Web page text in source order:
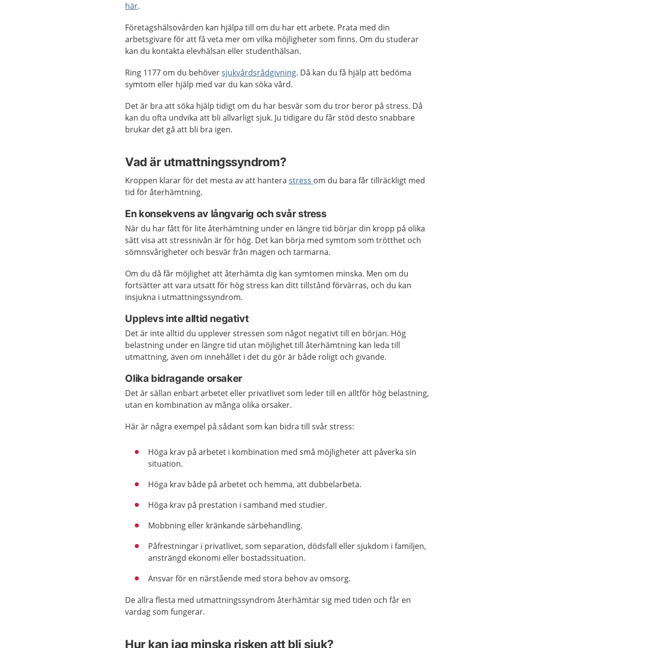
här.
Företagshälsovården kan hjälpa till om du har ett arbete. Prata med din
arbetsgivare för att få veta mer om vilka möjligheter som finns. Om du studerar
kan du kontakta elevhälsan eller studenthälsan.
Ring 1177 om du behöversjukvårdsrådgivning. Då kan du få hjälp att bedöma
symtom eller hjälp med var du kan söka vård.
Det är bra att söka hjälp tidigt om du har besvär som du tror beror på stress. Då
kan du ofta undvika att bli allvarligt sjuk. Ju tidigare du får stöd desto snabbare
brukar det gå att bli bra igen.
Vad är utmattningssyndrom?
Kroppen klarar för det mesta av att hanterastress om du bara får tillräckligt med
tid för återhämtning.
En konsekvens av långvarig och svår stress
När du har fått för lite återhämtning under en längre tid börjar din kropp på olika
sätt visa att stressnivån är för hög. Det kan börja med symtom som trötthet och
sömnsvårigheter och besvär från magen och tarmarna.
Om du då får möjlighet att återhämta dig kan symtomen minska. Men om du
fortsätter att vara utsatt för hög stress kan ditt tillstånd förvärras, och du kan
insjukna i utmattningssyndrom.
Upplevs inte alltid negativt
Det är inte alltid du upplever stressen som något negativt till en början. Hög
belastning under en längre tid utan möjlighet till återhämtning kan leda till
utmattning, även om innehållet i det du gör är både roligt och givande.
Olika bidragande orsaker
Det är sällan enbart arbetet eller privatlivet som leder till en alltför hög belastning,
utan en kombination av många olika orsaker.
Här är några exempel på sådant som kan bidra till svår stress:
Höga krav på arbetet i kombination med små möjligheter att påverka sin
situation.
Höga krav både på arbetet och hemma, att dubbelarbeta.
Höga krav på prestation i samband med studier.
Mobbning eller kränkande särbehandling.
Påfrestningar i privatlivet, som separation, dödsfall eller sjukdom i familjen,
ansträngd ekonomi eller bostadssituation.
Ansvar för en närstående med stora behov av omsorg.
De allra flesta med utmattningssyndrom återhämtar sig med tiden och får en
vardag som fungerar.
Hur kan jag minska risken att bli sjuk?